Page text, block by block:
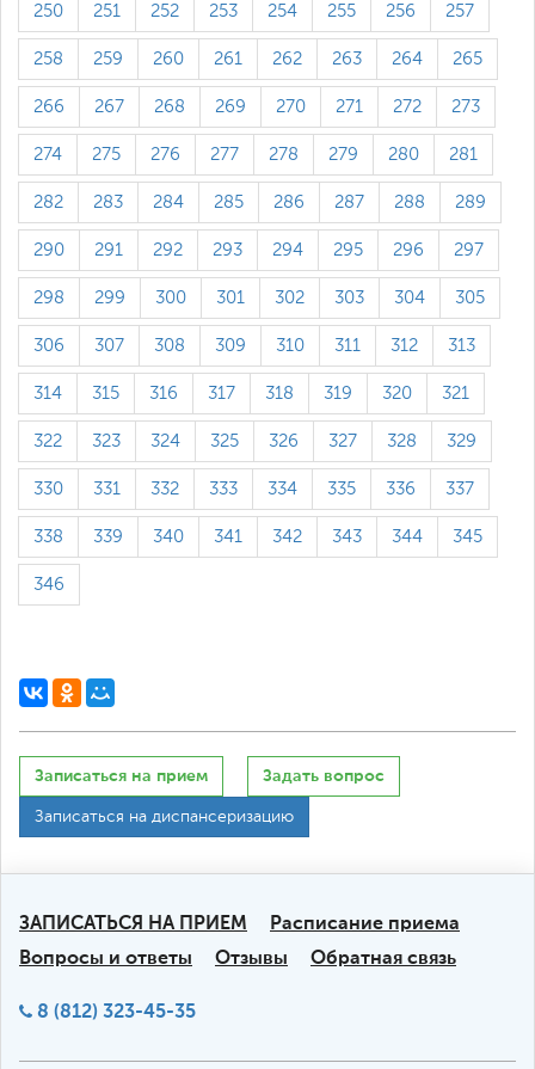
250 251 252 253 254 255 256 257
258 259 260 261 262 263 264 265
266 267 268 269 270 271 272 273
274 275 276 277 278 279 280 281
282 283 284 285 286 287 288 289
290 291 292 293 294 295 296 297
298 299 300 301 302 303 304 305
306 307 308 309 310 311 312 313
314 315 316 317 318 319 320 321
322 323 324 325 326 327 328 329
330 331 332 333 334 335 336 337
338 339 340 341 342 343 344 345
346
Записаться на прием Задать вопрос
Записаться на диспансеризацию
ЗАПИСАТЬСЯ НА ПРИЕМ
Расписание приема
Вопросы и ответы
Отзывы Обратная связь
8 (812) 323-45-35